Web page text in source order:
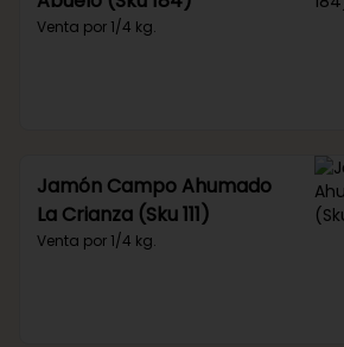
Venta por 1/4 kg.
Jamón Campo Ahumado
La Crianza (Sku 111)
Venta por 1/4 kg.